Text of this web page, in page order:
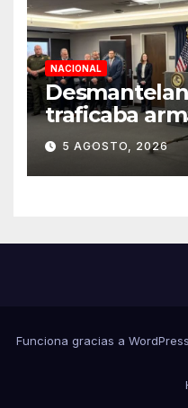
NACIONAL
traficaba
Arizona a
5 AGOSTO, 2026
Funciona gracias a WordPress